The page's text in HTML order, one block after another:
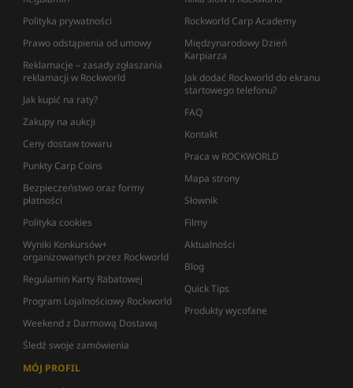
Polityka prywatności
Prawo odstąpienia od umowy
Reklamacje – zasady zgłaszania
reklamacji w Rockworld
Jak kupić na raty?
Zakupy na aukcji
Ceny dostaw towaru
Punkty Carp Coins
Bezpieczeństwo oraz formy
płatności
Polityka cookies
Wyniki Konkursów+
organizowanych przez Rockworld
Regulamin Karty Rabatowej
Program Lojalnościowy Rockworld
Weekend z Darmową Dostawą
Śledź swoje zamówienia
Rockworld Carp Academy
Międzynarodowy Dzień
Karpiarza
Jak dodać Rockworld do ekranu
startowego telefonu?
FAQ
Kontakt
Praca w ROCKWORLD
Mapa strony
Słownik
Filmy
Aktualności
Blog
Quick Tips
Produkty wycofane
MÓJ PROFIL